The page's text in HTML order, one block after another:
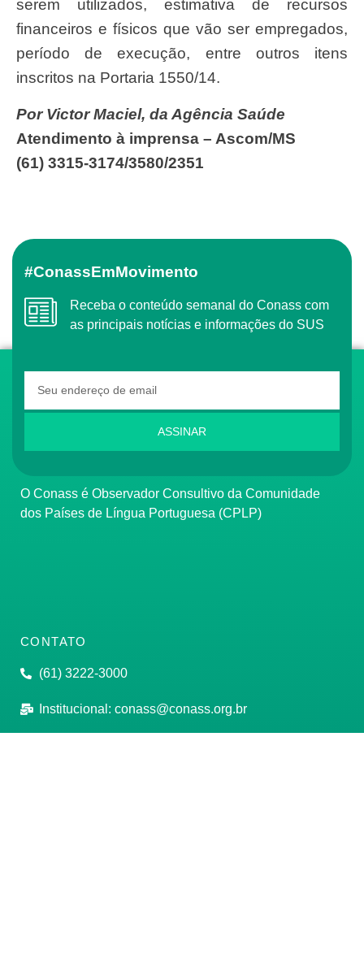
serem utilizados, estimativa de recursos
financeiros e físicos que vão ser empregados,
período de execução, entre outros itens
inscritos na Portaria 1550/14.
Por Victor Maciel, da Agência Saúde
Atendimento à imprensa – Ascom/MS
(61) 3315-3174/3580/2351
#ConassEmMovimento
Receba o conteúdo semanal do Conass com
as principais notícias e informações do SUS
ASSINAR
O Conass é Observador Consultivo da Comunidade
dos Países de Língua Portuguesa (CPLP)
CONTATO
(61) 3222-3000
Institucional: conass@conass.org.br